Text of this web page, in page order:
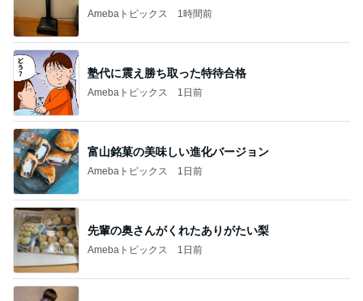
Amebaトピックス 1時間前
塾代に震え勝ち取った特待合格
Amebaトピックス 1日前
富山銘菓の美味しい進化バージョン
Amebaトピックス 1日前
先輩の奥さんがくれたありがたい梨
Amebaトピックス 1日前